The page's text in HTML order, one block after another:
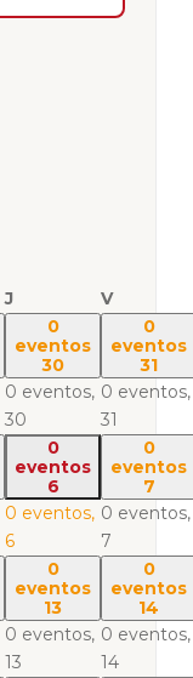
J
V
0
eventos
30
0 eventos,
30
0
eventos
31
0 eventos,
31
0
eventos
6
0 eventos,
6
0
eventos
7
0 eventos,
7
0
eventos
13
0 eventos,
13
0
eventos
14
0 eventos,
14